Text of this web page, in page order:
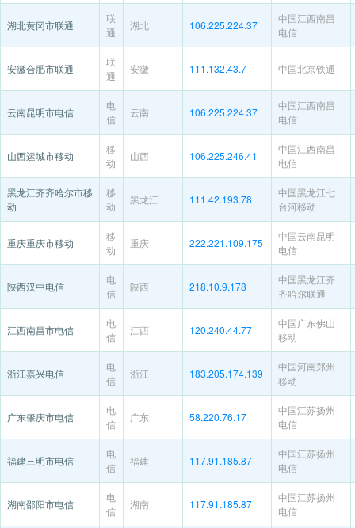
湖北黄冈市联通
联
通
湖北 106.225.224.37
中国江西南昌
电信
安徽合肥市联通
联
通
安徽 111.132.43.7 中国北京铁通
云南昆明市电信
电
信
云南 106.225.224.37
中国江西南昌
电信
山西运城市移动
移
动
山西 106.225.246.41
中国江西南昌
电信
黑龙江齐齐哈尔市移
动
移
动
黑龙江 111.42.193.78
中国黑龙江七
台河移动
重庆重庆市移动
移
动
重庆 222.221.109.175
中国云南昆明
电信
陕西汉中电信
电
信
陕西 218.10.9.178
中国黑龙江齐
齐哈尔联通
江西南昌市电信
电
信
江西 120.240.44.77
中国广东佛山
移动
浙江嘉兴电信
电
信
浙江 183.205.174.139
中国河南郑州
移动
广东肇庆市电信
电
信
广东 58.220.76.17
中国江苏扬州
电信
福建三明市电信
电
信
福建 117.91.185.87
中国江苏扬州
电信
湖南邵阳市电信
电
信
湖南 117.91.185.87
中国江苏扬州
电信